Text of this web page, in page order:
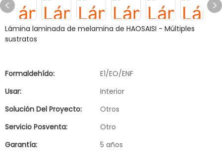
Lámina laminada de melamina de HAOSAISI - Múltiples
sustratos
Formaldehído:
E1/EO/ENF
Usar:
Interior
Solución Del Proyecto:
Otros
Servicio Posventa:
Otro
Garantía:
5 años